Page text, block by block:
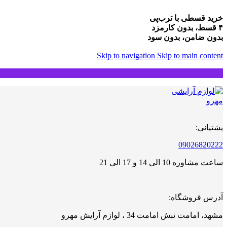
خرید قسطی با ترب‌پی
۴ قسط، بدون کارمزد
بدون ضامن، بدون سود
Skip to navigation Skip to main content
پشتیانی:
09026820222
ساعت مشاوره 10 الی 14 و 17 الی 21
آدرس فروشگاه:
مشهد، امامت نبش امامت 34 ، لوازم آرایش مهرو